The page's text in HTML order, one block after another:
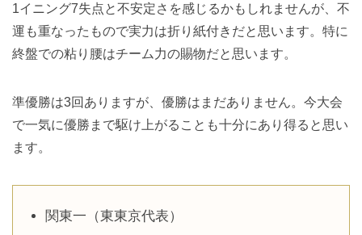
1イニング7失点と不安定さを感じるかもしれませんが、不
運も重なったもので実力は折り紙付きだと思います。特に
終盤での粘り腰はチーム力の賜物だと思います。
準優勝は3回ありますが、優勝はまだありません。今大会
で一気に優勝まで駆け上がることも十分にあり得ると思い
ます。
関東一（東東京代表）